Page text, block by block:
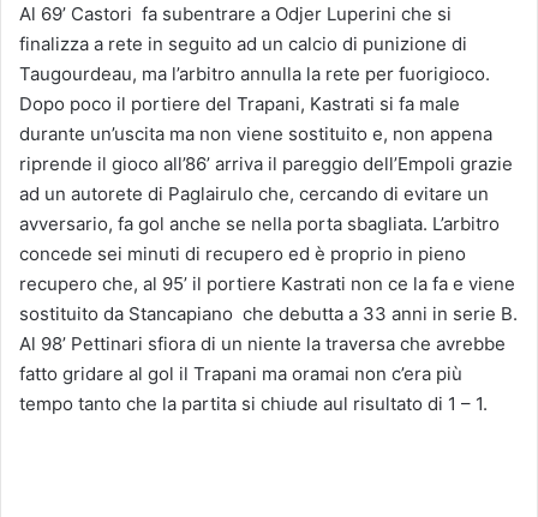
Al 69’ Castori fa subentrare a Odjer Luperini che si
finalizza a rete in seguito ad un calcio di punizione di
Taugourdeau, ma l’arbitro annulla la rete per fuorigioco.
Dopo poco il portiere del Trapani, Kastrati si fa male
durante un’uscita ma non viene sostituito e, non appena
riprende il gioco all’86’ arriva il pareggio dell’Empoli grazie
ad un autorete di Paglairulo che, cercando di evitare un
avversario, fa gol anche se nella porta sbagliata. L’arbitro
concede sei minuti di recupero ed è proprio in pieno
recupero che, al 95’ il portiere Kastrati non ce la fa e viene
sostituito da Stancapiano che debutta a 33 anni in serie B.
Al 98’ Pettinari sfiora di un niente la traversa che avrebbe
fatto gridare al gol il Trapani ma oramai non c’era più
tempo tanto che la partita si chiude aul risultato di 1 – 1.